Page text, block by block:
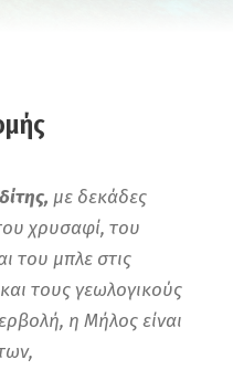
με δεκάδες
χρυσαφί, του
του μπλε στις
τους γεωλογικούς
η Μήλος είναι